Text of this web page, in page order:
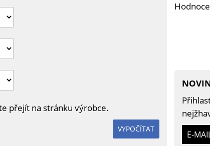
přejít na stránku výrobce.
VYPOČÍTAT
E-